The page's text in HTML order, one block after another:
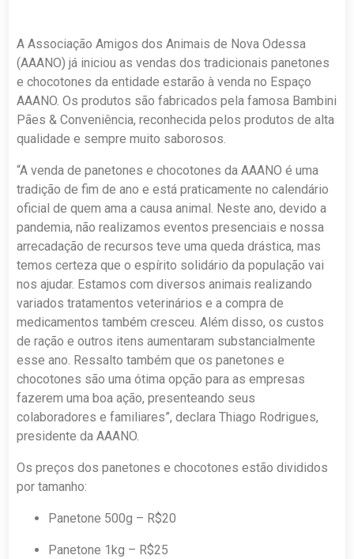
A Associação Amigos dos Animais de Nova Odessa
(AAANO) já iniciou as vendas dos tradicionais panetones
e chocotones da entidade estarão à venda no Espaço
AAANO. Os produtos são fabricados pela famosa Bambini
Pães & Conveniência, reconhecida pelos produtos de alta
qualidade e sempre muito saborosos.
“A venda de panetones e chocotones da AAANO é uma
tradição de fim de ano e está praticamente no calendário
oficial de quem ama a causa animal. Neste ano, devido a
pandemia, não realizamos eventos presenciais e nossa
arrecadação de recursos teve uma queda drástica, mas
temos certeza que o espírito solidário da população vai
nos ajudar. Estamos com diversos animais realizando
variados tratamentos veterinários e a compra de
medicamentos também cresceu. Além disso, os custos
de ração e outros itens aumentaram substancialmente
esse ano. Ressalto também que os panetones e
chocotones são uma ótima opção para as empresas
fazerem uma boa ação, presenteando seus
colaboradores e familiares”, declara Thiago Rodrigues,
presidente da AAANO.
Os preços dos panetones e chocotones estão divididos
por tamanho:
Panetone 500g – R$20
Panetone 1kg – R$25